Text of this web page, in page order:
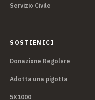
Servizio Civile
SOSTIENICI
Donazione Regolare
Adotta una pigotta
5X1000